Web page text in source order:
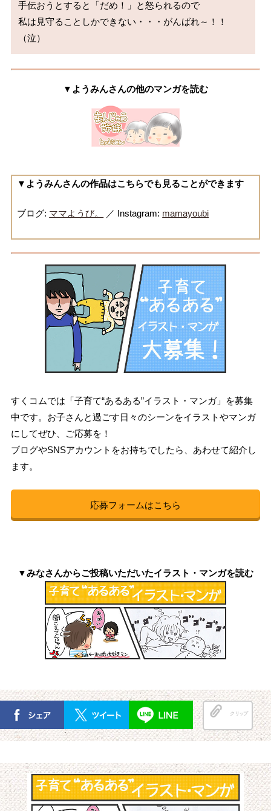
手伝おうとすると「だめ！」と怒られるので
私は見守ることしかできない・・・がんばれ～！！
▼ようみんさんの他のマンガを読む
▼ようみんさんの作品はこちらでも見ることができます
ブログ: ママようび。 ／ Instagram: mamayoubi
すくコムでは「子育て“あるある”イラスト・マンガ」を募集
中です。お子さんと過ごす日々のシーンをイラストやマンガ
にしてぜひ、ご応募を！
ブログやSNSアカウントをお持ちでしたら、あわせて紹介し
ます。
応募フォームはこちら
▼みなさんからご投稿いただいたイラスト・マンガを読む
クリップ